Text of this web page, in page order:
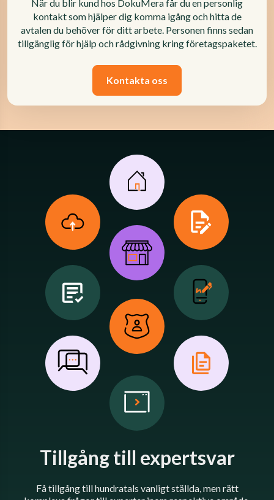
När du blir kund hos DokuMera får du en personlig
kontakt som hjälper dig komma igång och hitta de
avtalen du behöver för ditt arbete. Personen finns sedan
tillgänglig för hjälp och rådgivning kring företagspaketet.
Kontakta oss
Tillgång till expertsvar
Få tillgång till hundratals vanligt ställda, men rätt